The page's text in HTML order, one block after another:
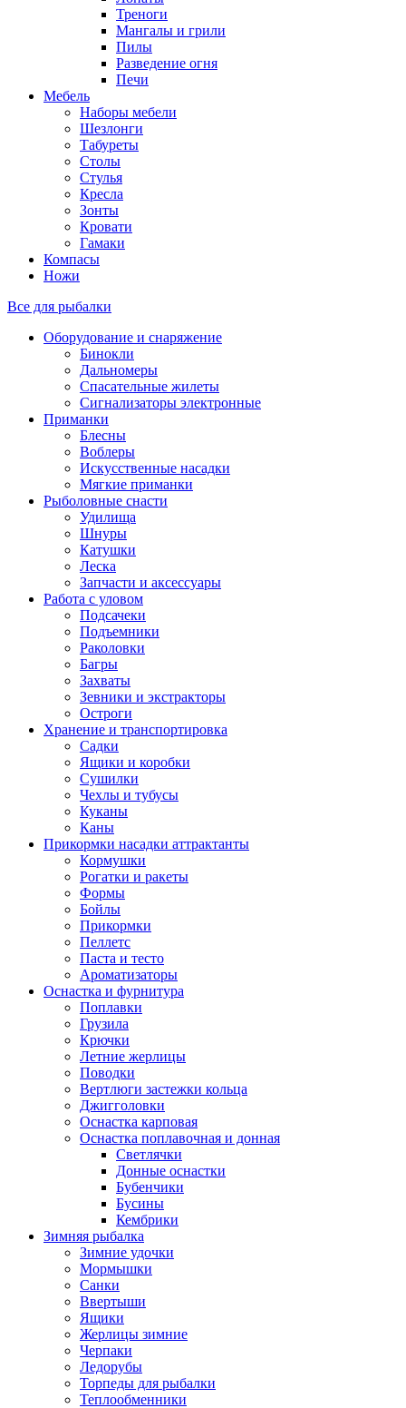
Треноги
Мангалы и грили
Пилы
Разведение огня
Печи
Мебель
Наборы мебели
Шезлонги
Табуреты
Столы
Стулья
Кресла
Зонты
Кровати
Гамаки
Компасы
Ножи
Все для рыбалки
Оборудование и снаряжение
Бинокли
Дальномеры
Спасательные жилеты
Сигнализаторы электронные
Приманки
Блесны
Воблеры
Искусственные насадки
Мягкие приманки
Рыболовные снасти
Удилища
Шнуры
Катушки
Леска
Запчасти и аксессуары
Работа с уловом
Подсачеки
Подъемники
Раколовки
Багры
Захваты
Зевники и экстракторы
Остроги
Хранение и транспортировка
Садки
Ящики и коробки
Сушилки
Чехлы и тубусы
Куканы
Каны
Прикормки насадки аттрактанты
Кормушки
Рогатки и ракеты
Формы
Бойлы
Прикормки
Пеллетс
Паста и тесто
Ароматизаторы
Оснастка и фурнитура
Поплавки
Грузила
Крючки
Летние жерлицы
Поводки
Вертлюги застежки кольца
Джигголовки
Оснастка карповая
Оснастка поплавочная и донная
Светлячки
Донные оснастки
Бубенчики
Бусины
Кембрики
Зимняя рыбалка
Зимние удочки
Мормышки
Санки
Ввертыши
Ящики
Жерлицы зимние
Черпаки
Ледорубы
Торпеды для рыбалки
Теплообменники